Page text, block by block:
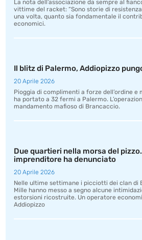
La nota dell’associazione da sempre al
vittime del racket: “Sono storie di
una volta, quanto sia fondamentale il
economici.
Il blitz di Palermo, Addiopizzo
20 Aprile 2026
Pioggia di complimenti a forze dell’ordine
ha portato a 32 fermi a Palermo.
mandamento mafioso di Brancaccio.
Due quartieri nella morsa del
imprenditore ha denunciato
20 Aprile 2026
Nelle ultime settimane i picciotti dei clan di
Mille hanno messo a segno alcune
estorsioni ricostruite. Un operatore
Addiopizzo